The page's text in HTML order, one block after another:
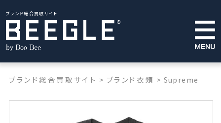
ブランド総合買取サイト
ブランド総合買取サイト > ブランド衣類 > Supreme